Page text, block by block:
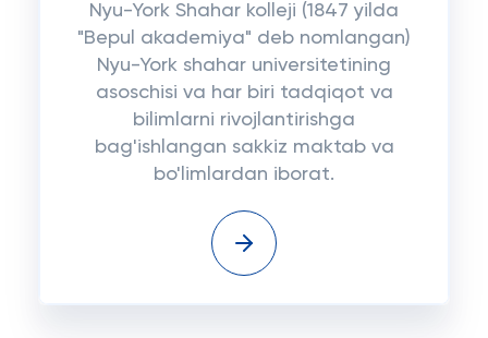
Nyu-York Shahar kolleji (1847 yilda
"Bepul akademiya" deb nomlangan)
Nyu-York shahar universitetining
asoschisi va har biri tadqiqot va
bilimlarni rivojlantirishga
bag'ishlangan sakkiz maktab va
bo'limlardan iborat.